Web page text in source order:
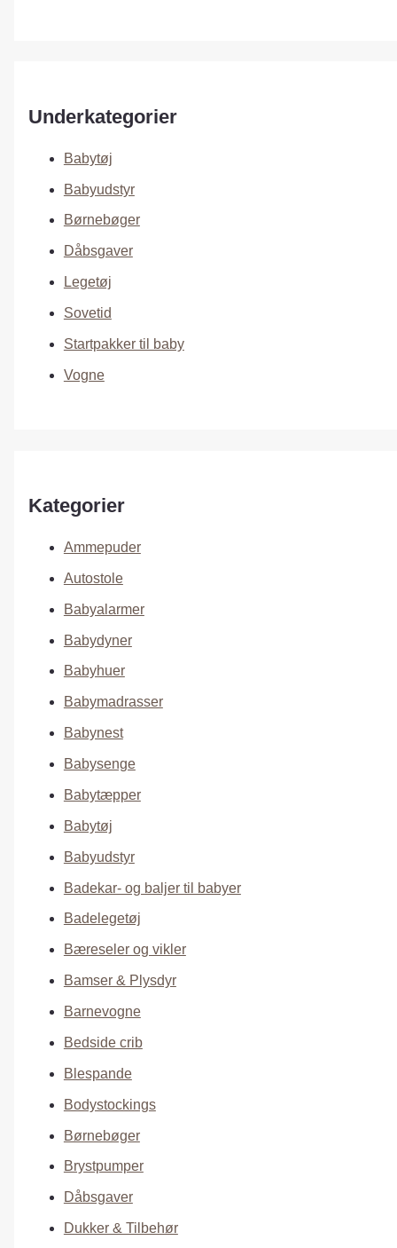
Underkategorier
Babytøj
Babyudstyr
Børnebøger
Dåbsgaver
Legetøj
Sovetid
Startpakker til baby
Vogne
Kategorier
Ammepuder
Autostole
Babyalarmer
Babydyner
Babyhuer
Babymadrasser
Babynest
Babysenge
Babytæpper
Babytøj
Babyudstyr
Badekar- og baljer til babyer
Badelegetøj
Bæreseler og vikler
Bamser & Plysdyr
Barnevogne
Bedside crib
Blespande
Bodystockings
Børnebøger
Brystpumper
Dåbsgaver
Dukker & Tilbehør